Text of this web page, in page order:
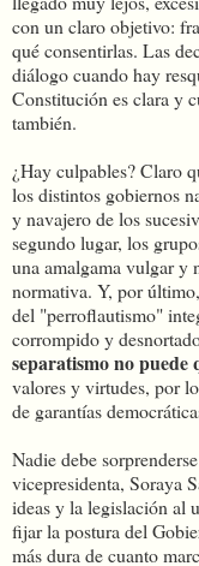
con un claro objetivo:
qué consentirlas. Las
diálogo cuando hay
Constitución es clara y
también.
¿Hay culpables? Claro
los distintos gobiernos
y navajero de los
segundo lugar, los
una amalgama vulgar y
normativa. Y, por
del "perroflautismo"
corrompido y
separatismo no
valores y virtudes, por
de garantías
Nadie debe
vicepresidenta, Soraya
ideas y la legislación al
fijar la postura del
más dura de cuanto